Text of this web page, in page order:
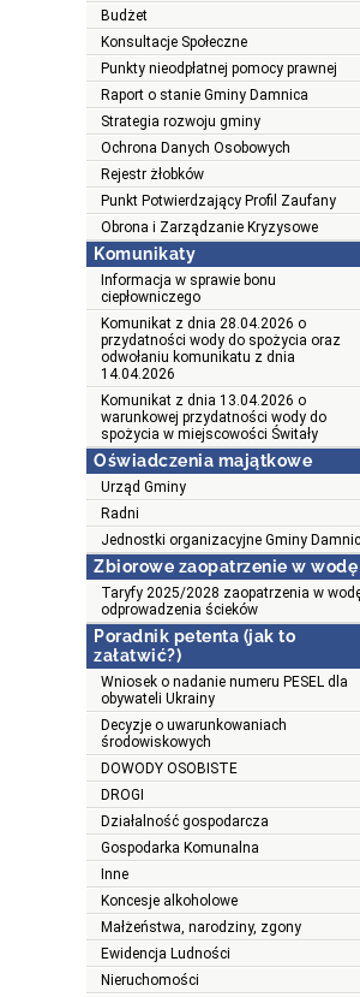
Budżet
Konsultacje Społeczne
Punkty nieodpłatnej pomocy prawnej
Raport o stanie Gminy Damnica
Strategia rozwoju gminy
Ochrona Danych Osobowych
Rejestr żłobków
Punkt Potwierdzający Profil Zaufany
Obrona i Zarządzanie Kryzysowe
Komunikaty
Informacja w sprawie bonu
ciepłowniczego
Komunikat z dnia 28.04.2026 o
przydatności wody do spożycia oraz
odwołaniu komunikatu z dnia
14.04.2026
Komunikat z dnia 13.04.2026 o
warunkowej przydatności wody do
spożycia w miejscowości Świtały
Oświadczenia majątkowe
Urząd Gminy
Radni
Jednostki organizacyjne Gminy
Zbiorowe zaopatrzenie w wodę
Taryfy 2025/2028 zaopatrzenia w
odprowadzenia ścieków
Poradnik petenta (jak to
załatwić?)
Wniosek o nadanie numeru PESEL dla
obywateli Ukrainy
Decyzje o uwarunkowaniach
środowiskowych
DOWODY OSOBISTE
DROGI
Działalność gospodarcza
Gospodarka Komunalna
Inne
Koncesje alkoholowe
Małżeństwa, narodziny, zgony
Ewidencja Ludności
Nieruchomości